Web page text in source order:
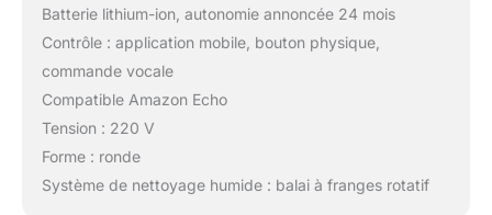
Batterie lithium-ion, autonomie annoncée 24 mois
Contrôle : application mobile, bouton physique,
commande vocale
Compatible Amazon Echo
Tension : 220 V
Forme : ronde
Système de nettoyage humide : balai à franges rotatif